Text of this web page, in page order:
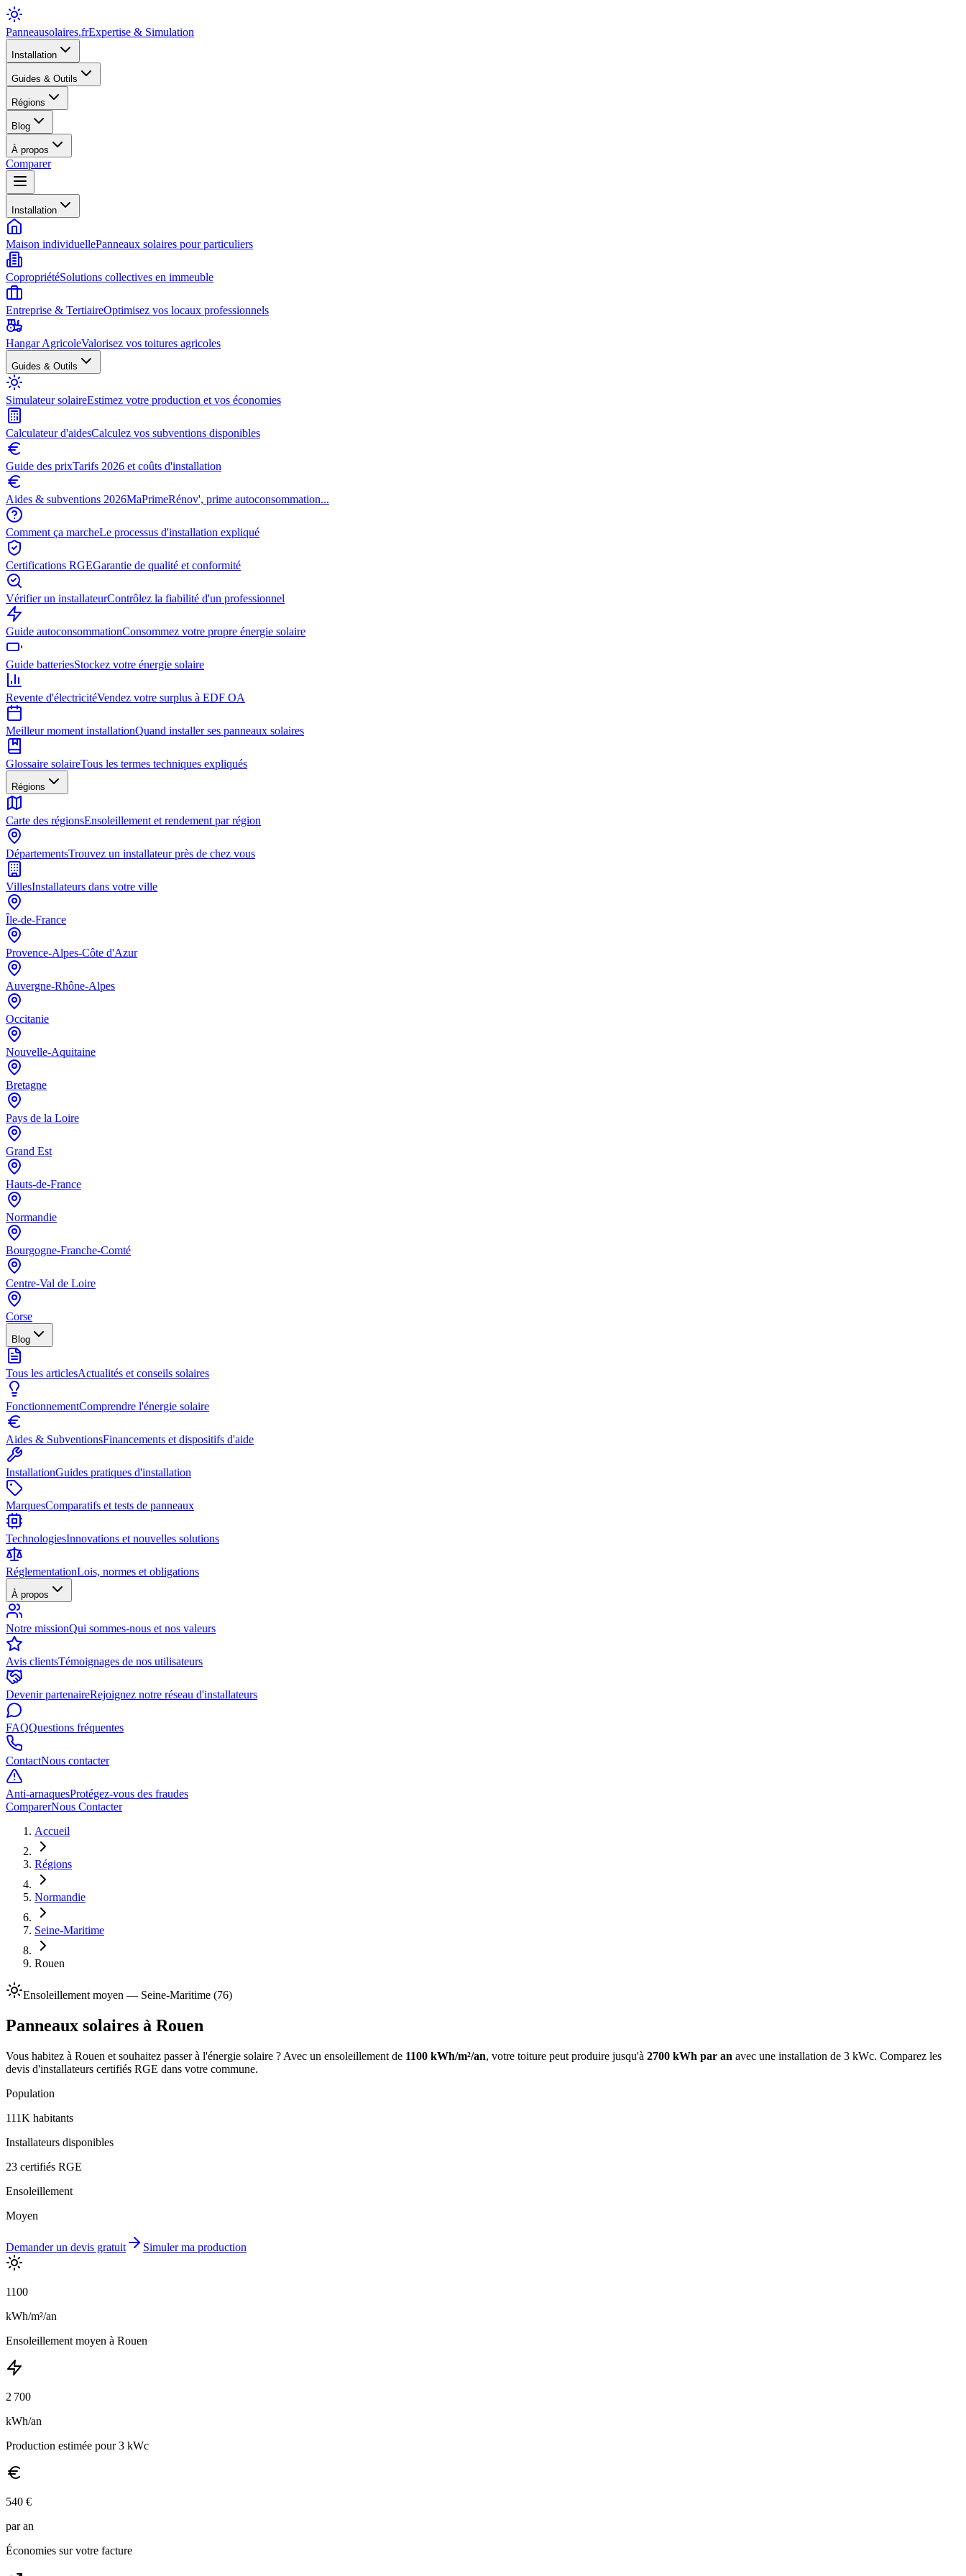
Panneausolaires.frExpertise & Simulation
Installation
Guides & Outils
Régions
Blog
À propos
Comparer
Installation
Maison individuellePanneaux solaires pour particuliers
CopropriétéSolutions collectives en immeuble
Entreprise & TertiaireOptimisez vos locaux professionnels
Hangar AgricoleValorisez vos toitures agricoles
Guides & Outils
Simulateur solaireEstimez votre production et vos économies
Calculateur d'aidesCalculez vos subventions disponibles
Guide des prixTarifs 2026 et coûts d'installation
Aides & subventions 2026MaPrimeRénov', prime autoconsommation...
Comment ça marcheLe processus d'installation expliqué
Certifications RGEGarantie de qualité et conformité
Vérifier un installateurContrôlez la fiabilité d'un professionnel
Guide autoconsommationConsommez votre propre énergie solaire
Guide batteriesStockez votre énergie solaire
Revente d'électricitéVendez votre surplus à EDF OA
Meilleur moment installationQuand installer ses panneaux solaires
Glossaire solaireTous les termes techniques expliqués
Régions
Carte des régionsEnsoleillement et rendement par région
DépartementsTrouvez un installateur près de chez vous
VillesInstallateurs dans votre ville
Île-de-France
Provence-Alpes-Côte d'Azur
Auvergne-Rhône-Alpes
Occitanie
Nouvelle-Aquitaine
Bretagne
Pays de la Loire
Grand Est
Hauts-de-France
Normandie
Bourgogne-Franche-Comté
Centre-Val de Loire
Corse
Blog
Tous les articlesActualités et conseils solaires
FonctionnementComprendre l'énergie solaire
Aides & SubventionsFinancements et dispositifs d'aide
InstallationGuides pratiques d'installation
MarquesComparatifs et tests de panneaux
TechnologiesInnovations et nouvelles solutions
RéglementationLois, normes et obligations
À propos
Notre missionQui sommes-nous et nos valeurs
Avis clientsTémoignages de nos utilisateurs
Devenir partenaireRejoignez notre réseau d'installateurs
FAQQuestions fréquentes
ContactNous contacter
Anti-arnaquesProtégez-vous des fraudes
ComparerNous Contacter
Accueil
Régions
Normandie
Seine-Maritime
Rouen
Ensoleillement moyen — Seine-Maritime (76)
Panneaux solaires à Rouen
Vous habitez à Rouen et souhaitez passer à l'énergie solaire ? Avec un ensoleillement de 1100 kWh/m²/an, votre toiture peut produire jusqu'à 2700 kWh par an avec une installation de 3 kWc. Comparez les
devis d'installateurs certifiés RGE dans votre commune.
Population
111K habitants
Installateurs disponibles
23 certifiés RGE
Ensoleillement
Moyen
Demander un devis gratuit Simuler ma production
1100
kWh/m²/an
Ensoleillement moyen à Rouen
2 700
kWh/an
Production estimée pour 3 kWc
540 €
par an
Économies sur votre facture